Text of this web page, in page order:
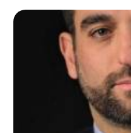
JACOPO PALERMO
THEA AMBROSETTI